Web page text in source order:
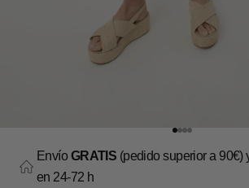
Ir al artículo 1
Ir al artículo 2
Ir al artículo 3
Ir al artículo
Envío GRATIS (pedido superior a 90€)
en 24-72 h